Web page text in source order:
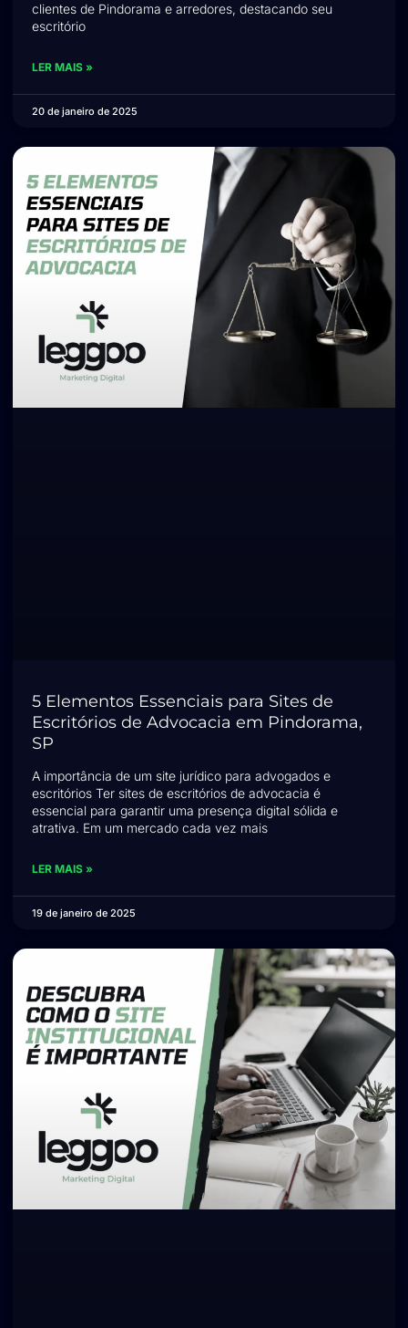
clientes de Pindorama e arredores, destacando seu
escritório
LER MAIS »
20 de janeiro de 2025
5 Elementos Essenciais para Sites de
Escritórios de Advocacia em Pindorama,
SP
A importância de um site jurídico para advogados e
escritórios Ter sites de escritórios de advocacia é
essencial para garantir uma presença digital sólida e
atrativa. Em um mercado cada vez mais
LER MAIS »
19 de janeiro de 2025